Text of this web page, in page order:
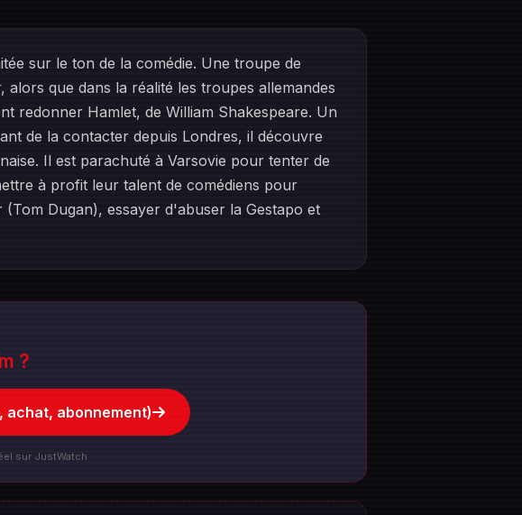
sur le ton de la comédie. Une troupe de
que dans la réalité les troupes allemandes
redonner Hamlet, de William Shakespeare. Un
de la contacter depuis Londres, il découvre
Il est parachuté à Varsovie pour tenter de
à profit leur talent de comédiens pour
Dugan), essayer d'abuser la Gestapo et
?
achat, abonnement)
sur JustWatch